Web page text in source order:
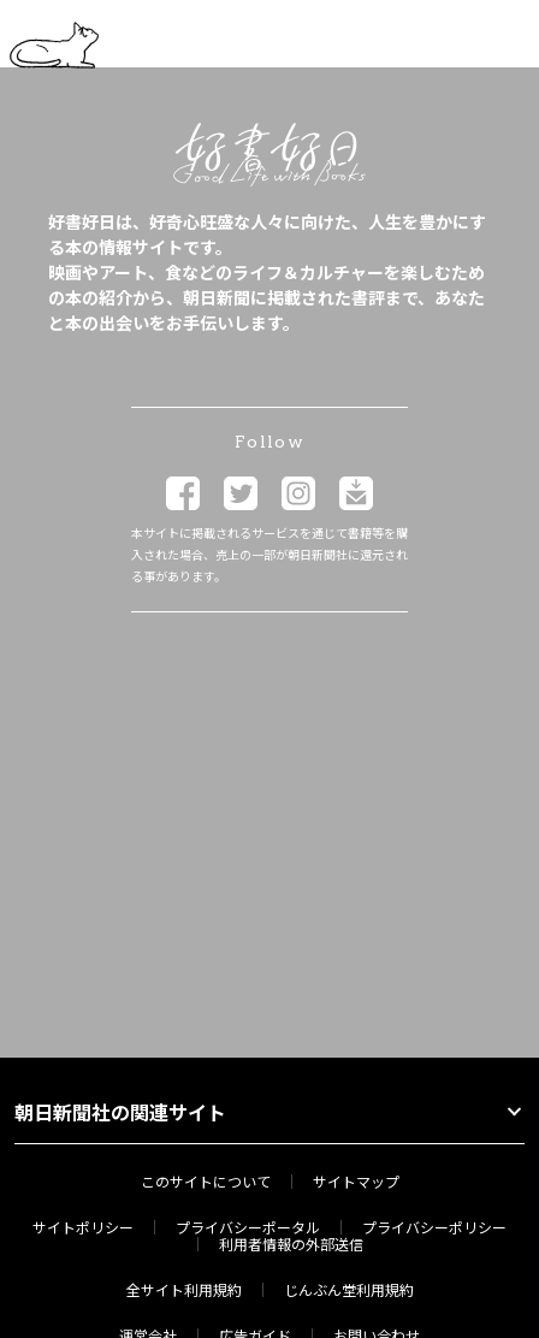
好書好日は、好奇心旺盛な人々に向けた、人生を豊かにす
る本の情報サイトです。
映画やアート、食などのライフ＆カルチャーを楽しむため
の本の紹介から、朝日新聞に掲載された書評まで、あなた
と本の出会いをお手伝いします。
Follow
本サイトに掲載されるサービスを通じて書籍等を購
入された場合、売上の一部が朝日新聞社に還元され
る事があります。
朝日新聞社の関連サイト
このサイトについて サイトマップ
サイトポリシー プライバシーポータル
プライバシーポリシー
利用者情報の外部送信
全サイト利用規約 じんぶん堂利用規約